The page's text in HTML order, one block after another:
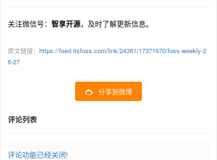
关注微信号： 智享开源，及时了解更新信息。
原文链接： https://feed.itsfoss.com/link/24361/17371670/foss-weekly-2
6-27
分享到微博
评论列表
评论功能已经关闭!